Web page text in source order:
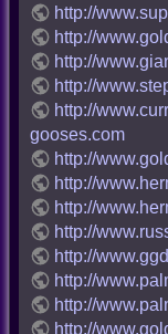
http://
http://
http://
http://
http://
gooses.com
http://
http://
http://
http://
http://
http://
http://
http://